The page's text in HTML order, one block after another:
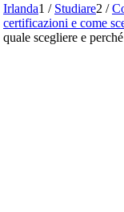
Irlanda1 / Studiare2 /
certificazioni e come
quale scegliere e perché